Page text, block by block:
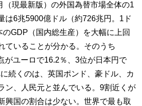
（現最新版）の外国為替市場全体の1
は6兆5900億ドル（約726兆円。1ド
GDP（国内総生産）を大幅に上回
ていることが分かる。そのうち
がユーロで16.2％、3位が日本円で
続くのは、英国ポンド、豪ドル、カ
ン、人民元と並んでいる。9割近くが
興国の割合は少ない。世界で最も取